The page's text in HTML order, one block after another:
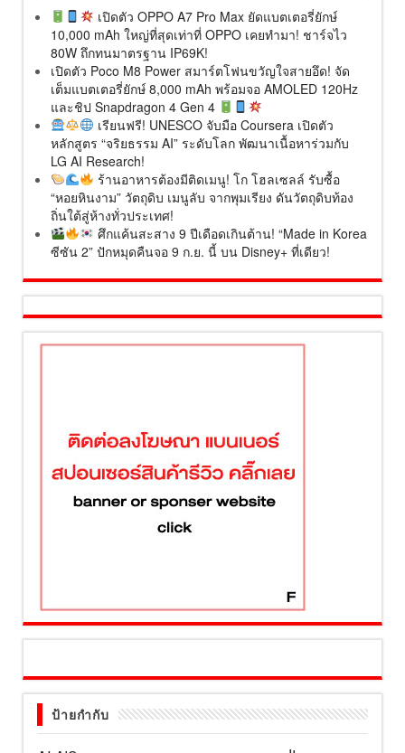
เปิดตัว OPPO A7 Pro Max ยัดแบตเตอรี่ยักษ์
10,000 mAh ใหญ่ที่สุดเท่าที่ OPPO เคยทำมา! ชาร์จไว
80W ถึกทนมาตรฐาน IP69K!
เปิดตัว Poco M8 Power สมาร์ตโฟนขวัญใจสายอึด! จัด
เต็มแบตเตอรี่ยักษ์ 8,000 mAh พร้อมจอ AMOLED 120Hz
และชิป Snapdragon 4 Gen 4
เรียนฟรี! UNESCO จับมือ Coursera เปิดตัว
หลักสูตร “จริยธรรม AI” ระดับโลก พัฒนาเนื้อหาร่วมกับ
LG AI Research!
ร้านอาหารต้องมีติดเมนู! โก โฮลเซลล์ รับซื้อ
“หอยหินงาม” วัตถุดิบ เมนูลับ จากพุมเรียง ดันวัตถุดิบท้อง
ถิ่นใต้สู่ห้างทั่วประเทศ!
ศึกแค้นสะสาง 9 ปีเดือดเกินต้าน! “Made in Korea
ซีซัน 2” ปักหมุดคืนจอ 9 ก.ย. นี้ บน Disney+ ที่เดียว!
ป้ายกำกับ